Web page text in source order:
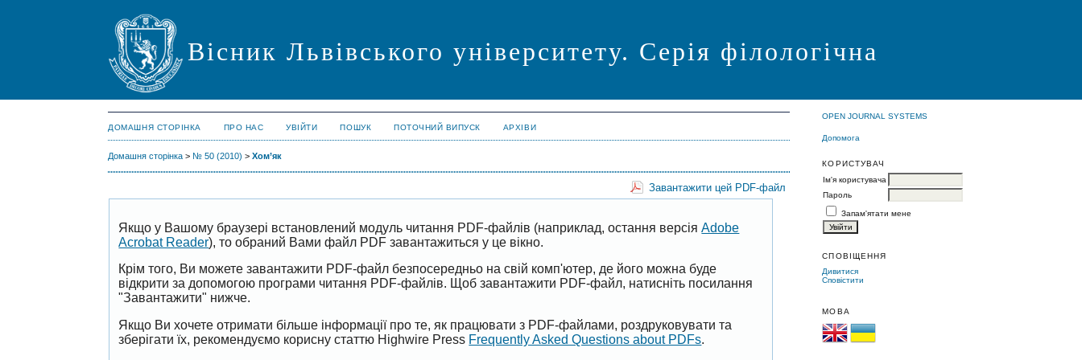
Вісник Львівського університету. Серія філологічна
OPEN JOURNAL SYSTEMS
Допомога
КОРИСТУВАЧ
Ім'я користувача
Пароль
Запам'ятати мене
СПОВІЩЕННЯ
Дивитися
Сповістити
МОВА
ДОМАШНЯ СТОРІНКА ПРО НАС УВІЙТИ ПОШУК ПОТОЧНИЙ ВИПУСК АРХІВИ
Домашня сторінка > № 50 (2010) >Хом’як
Завантажити цей PDF-файл
Якщо у Вашому браузері встановлений модуль читання PDF-файлів (наприклад, остання версіяAdobe
Acrobat Reader), то обраний Вами файл PDF завантажиться у це вікно.
Крім того, Ви можете завантажити PDF-файл безпосередньо на свій комп'ютер, де його можна буде
відкрити за допомогою програми читання PDF-файлів. Щоб завантажити PDF-файл, натисніть посилання
"Завантажити" нижче.
Якщо Ви хочете отримати більше інформації про те, як працювати з PDF-файлами, роздруковувати та
зберігати їх, рекомендуємо корисну статтю Highwire Press Frequently Asked Questions about PDFs.